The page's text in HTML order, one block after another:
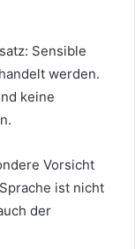
Sensible
werden.
keine
Vorsicht
ist nicht
der